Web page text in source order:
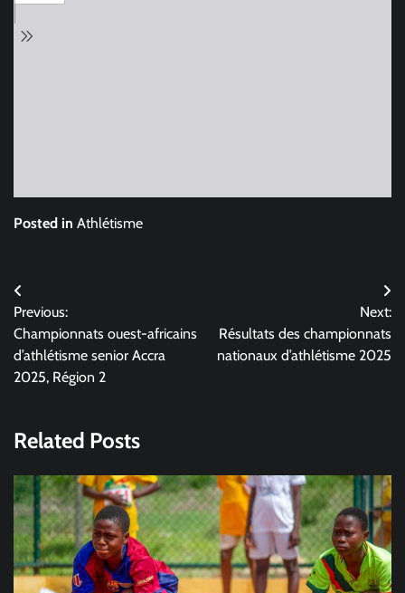
Posted in Athlétisme
Navigation
de
l’article
Previous:
Championnats ouest-africains
d’athlétisme senior Accra
2025, Région 2
Next:
Résultats des championnats
nationaux d’athlétisme 2025
Related Posts